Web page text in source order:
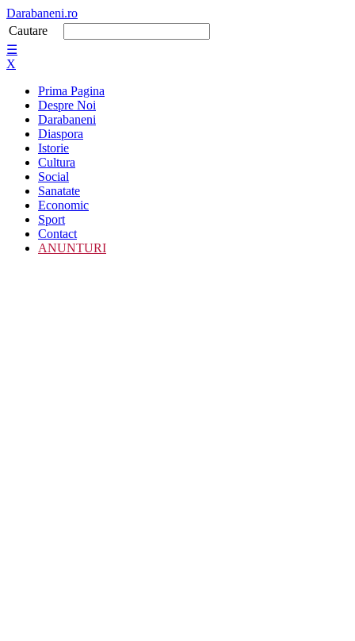
Darabaneni.ro
Cautare
☰
X
Prima Pagina
Despre Noi
Darabaneni
Diaspora
Istorie
Cultura
Social
Sanatate
Economic
Sport
Contact
ANUNTURI